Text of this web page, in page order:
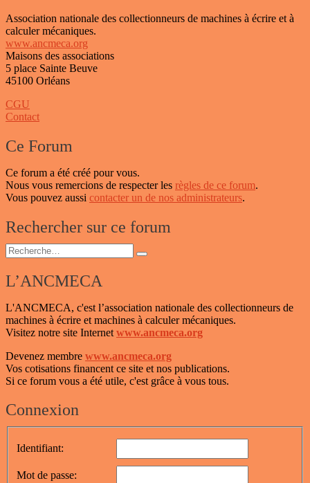
Association nationale des collectionneurs de machines à écrire et à
calculer mécaniques.
www.ancmeca.org
Maisons des associations
5 place Sainte Beuve
45100 Orléans
CGU
Contact
Ce Forum
Ce forum a été créé pour vous.
Nous vous remercions de respecter les règles de ce forum.
Vous pouvez aussi contacter un de nos administrateurs.
Rechercher sur ce forum
Recherche
pour :
Recherche
L’ANCMECA
L'ANCMECA, c'est l’association nationale des collectionneurs de
machines à écrire et machines à calculer mécaniques.
Visitez notre site Internet www.ancmeca.org
Devenez membre www.ancmeca.org
Vos cotisations financent ce site et nos publications.
Si ce forum vous a été utile, c'est grâce à vous tous.
Connexion
Identifiant:
Mot de passe: